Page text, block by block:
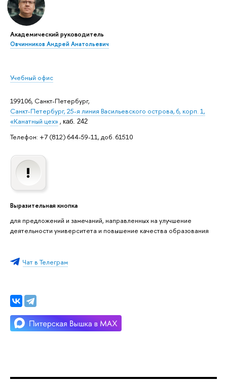
Академический руководитель
Овчинников Андрей Анатольевич
Учебный офис
199106, Санкт-Петербург,
Санкт-Петербург, 25-я линия Васильевского острова, 6, корп. 1,
«Канатный цех», каб. 242
Телефон: +7 (812) 644-59-11, доб. 61510
Выразительная кнопка
для предложений и замечаний, направленных на улучшение
деятельности университета и повышение качества образования
Чат в Телеграм